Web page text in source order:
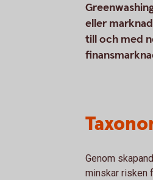
eller
till och med
Genom
minskar risken